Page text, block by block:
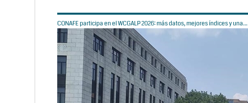
CONAFE participa en el WCGALP 2026: más datos, mejores índices y una...